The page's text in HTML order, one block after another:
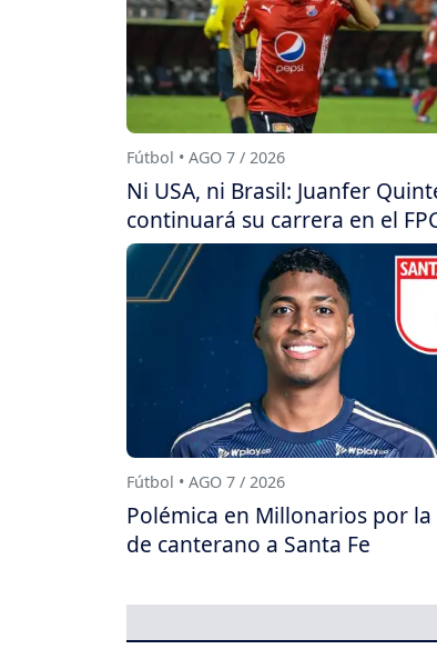
Fútbol • AGO 7 / 2026
Ni USA, ni Brasil: Juanfer
continuará su carrera en el
Fútbol • AGO 7 / 2026
Polémica en Millonarios por
de canterano a Santa Fe